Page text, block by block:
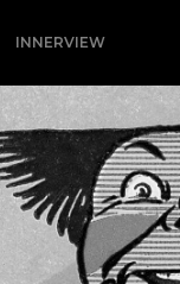
INNERVIEW